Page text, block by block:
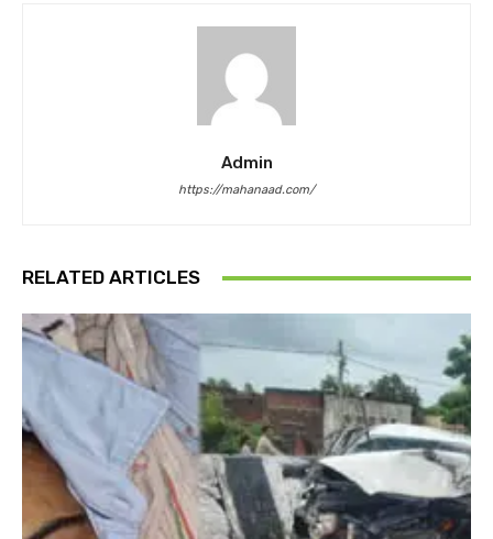
Admin
https://mahanaad.com/
RELATED ARTICLES